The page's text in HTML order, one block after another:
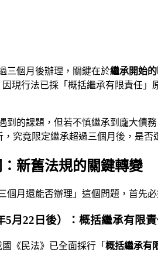
三個月後辦理，關鍵在於繼承開始
因現行法已採「概括繼承有限責任
到的課題，但若不慎繼承到龐大債
，究竟限定繼承超過三個月後，是
新舊法規的關鍵轉變
個月還能否辦理」這個問題，首先
5月22日後）：概括繼承有限
《民法》已全面採行「 概括繼承有